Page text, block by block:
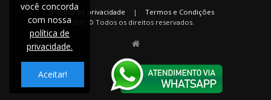
Política de privacidade |
Termos e Condições
2021 © Todos os direitos reservados.
você concorda
com nossa
política de
privacidade.
Aceitar!